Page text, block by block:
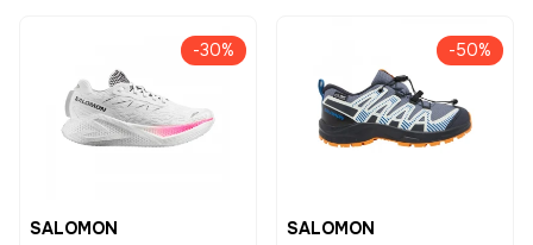
-30%
SALOMON
-50%
SALOMON